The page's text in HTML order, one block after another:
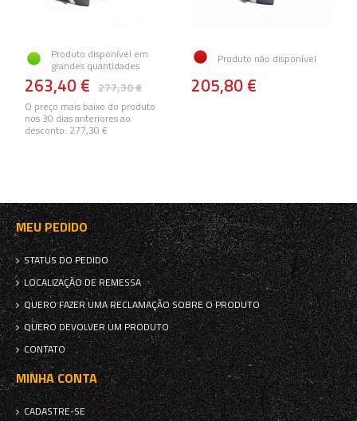
Produto disponível em
grandes quantidades
277,30 €
263,40 €
O preço mais baixo do produto
nos 30 dias anteriores ao
desconto: 277,30 €
Produto não disponível
205,80 €
MEU PEDIDO
STATUS DO PEDIDO
LOCALIZAÇÃO DE REMESSA
QUERO FAZER UMA RECLAMAÇÃO SOBRE O PRODUTO
QUERO DEVOLVER UM PRODUTO
CONTATO
MINHA CONTA
CADASTRE-SE